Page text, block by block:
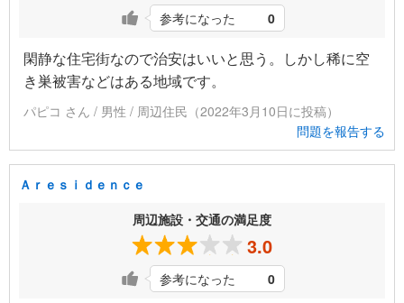
参考になった 0
閑静な住宅街なので治安はいいと思う。しかし稀に空
き巣被害などはある地域です。
パピコ さん / 男性 / 周辺住民（2022年3月10日に投稿）
問題を報告する
Ａｒｅｓｉｄｅｎｃｅ
周辺施設・交通の満足度
3.0
参考になった 0